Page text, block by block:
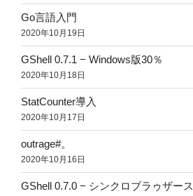
Go言語入門
2020年10月19日
GShell 0.7.1 − Windows版30％
2020年10月18日
StatCounter導入
2020年10月17日
outrage#。
2020年10月16日
GShell 0.7.0 − シンクロブラゥザース